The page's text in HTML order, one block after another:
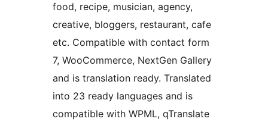
food, recipe, musician, agency,
creative, bloggers, restaurant, cafe
etc. Compatible with contact form
7, WooCommerce, NextGen Gallery
and is translation ready. Translated
into 23 ready languages and is
compatible with WPML, qTranslate